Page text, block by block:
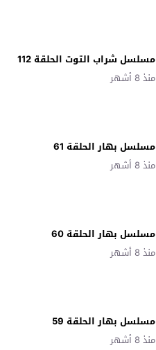
مسلسل شراب التوت الحلقة 112
منذ 8 أشهر
مسلسل بهار الحلقة 61
منذ 8 أشهر
مسلسل بهار الحلقة 60
منذ 8 أشهر
مسلسل بهار الحلقة 59
منذ 8 أشهر